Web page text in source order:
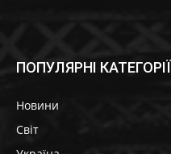
ПОПУЛЯРНІ КАТЕГОРІЇ
Новини
Світ